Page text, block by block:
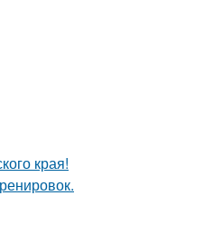
края!